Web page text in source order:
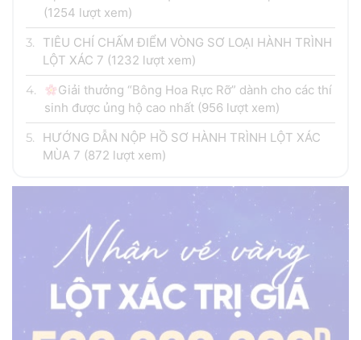
(1254 lượt xem)
3.
TIÊU CHÍ CHẤM ĐIỂM VÒNG SƠ LOẠI HÀNH TRÌNH
LỘT XÁC 7 (1232 lượt xem)
4.
Giải thưởng “Bông Hoa Rực Rỡ” dành cho các thí
sinh được ủng hộ cao nhất (956 lượt xem)
5.
HƯỚNG DẪN NỘP HỒ SƠ HÀNH TRÌNH LỘT XÁC
MÙA 7 (872 lượt xem)